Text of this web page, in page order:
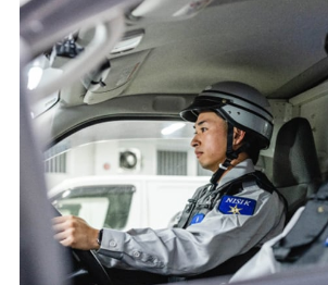
指令センター員
現金輸送警備員
セキュリティエンジニア
教えて！先輩たち
お知らせ